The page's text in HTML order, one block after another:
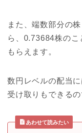
また、端数部分の
ら、0.73684株のこ
もらえます。
数円レベルの配当
受け取りもできる
あわせて読みたい